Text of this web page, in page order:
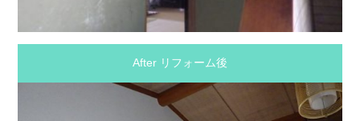
After リフォーム後